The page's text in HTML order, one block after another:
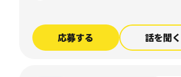
応募する 話を聞く